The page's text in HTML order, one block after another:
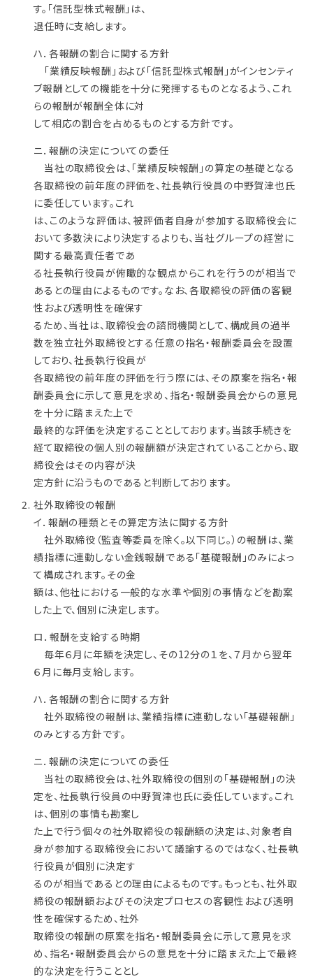
す。「信託型株式報酬」は、
退任時に支給します。
ハ．各報酬の割合に関する方針
「業績反映報酬」および「信託型株式報酬」がインセンティ
ブ報酬としての機能を十分に発揮するものとなるよう、これ
らの報酬が報酬全体に対
して相応の割合を占めるものとする方針です。
ニ．報酬の決定についての委任
当社の取締役会は、「業績反映報酬」の算定の基礎となる
各取締役の前年度の評価を、社長執行役員の中野賀津也氏
に委任しています。これ
は、このような評価は、被評価者自身が参加する取締役会に
おいて多数決により決定するよりも、当社グループの経営に
関する最高責任者であ
る社長執行役員が俯瞰的な観点からこれを行うのが相当で
あるとの理由によるものです。なお、各取締役の評価の客観
性および透明性を確保す
るため、当社は、取締役会の諮問機関として、構成員の過半
数を独立社外取締役とする任意の指名・報酬委員会を設置
しており、社長執行役員が
各取締役の前年度の評価を行う際には、その原案を指名・報
酬委員会に示して意見を求め、指名・報酬委員会からの意見
を十分に踏まえた上で
最終的な評価を決定することとしております。当該手続きを
経て取締役の個人別の報酬額が決定されていることから、取
締役会はその内容が決
定方針に沿うものであると判断しております。
社外取締役の報酬
イ．報酬の種類とその算定方法に関する方針
社外取締役（監査等委員を除く。以下同じ。）の報酬は、業
績指標に連動しない金銭報酬である「基礎報酬」のみによっ
て構成されます。その金
額は、他社における一般的な水準や個別の事情などを勘案
した上で、個別に決定します。
ロ．報酬を支給する時期
毎年６月に年額を決定し、その12分の１を、７月から翌年
６月に毎月支給します。
ハ．各報酬の割合に関する方針
社外取締役の報酬は、業績指標に連動しない「基礎報酬」
のみとする方針です。
ニ．報酬の決定についての委任
当社の取締役会は、社外取締役の個別の「基礎報酬」の決
定を、社長執行役員の中野賀津也氏に委任しています。これ
は、個別の事情も勘案し
た上で行う個々の社外取締役の報酬額の決定は、対象者自
身が参加する取締役会において議論するのではなく、社長執
行役員が個別に決定す
るのが相当であるとの理由によるものです。もっとも、社外取
締役の報酬額およびその決定プロセスの客観性および透明
性を確保するため、社外
取締役の報酬の原案を指名・報酬委員会に示して意見を求
め、指名・報酬委員会からの意見を十分に踏まえた上で最終
的な決定を行うこととし